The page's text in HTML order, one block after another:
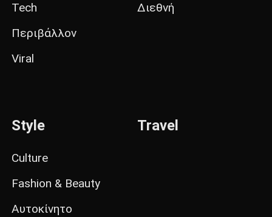
Tech
Περιβάλλον
Viral
Διεθνή
Style
Culture
Fashion & Beauty
Αυτοκίνητο
Travel